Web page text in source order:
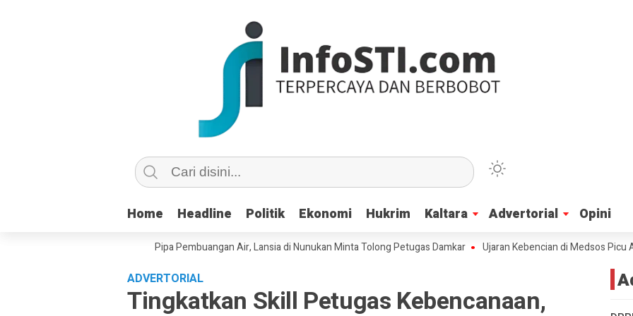
Home Headline Politik Ekonomi Hukrim Kaltara Advertorial Opini
Home Headline Politik Ekonomi Hukrim Kaltara Advertorial Opini
Copot dan Masuk Saluran Pipa Pembuangan Air, Lansia di Nunukan Minta Tolong Petugas Damkar Ujaran Kebencian di Medsos Picu Amarah
ADVERTORIAL
Tingkatkan Skill Petugas Kebencanaan,